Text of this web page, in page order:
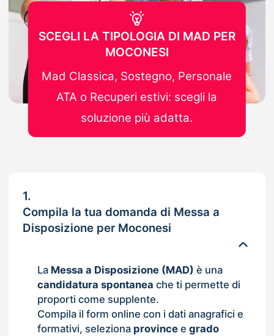
1.
Compila la tua domanda di Messa a
Disposizione per Moconesi
La Messa a Disposizione (MAD) è una
candidatura spontanea che ti permette di
proporti come supplente.
Compila il form online con i dati anagrafici e
formativi, seleziona provincee grado
SCEGLI LA TIPOLOGIA DI MAD PER
MOCONESI
Mad Classica, Sostegno, Personale
ATA o Recuperi estivi: scegli la
soluzione più adatta.